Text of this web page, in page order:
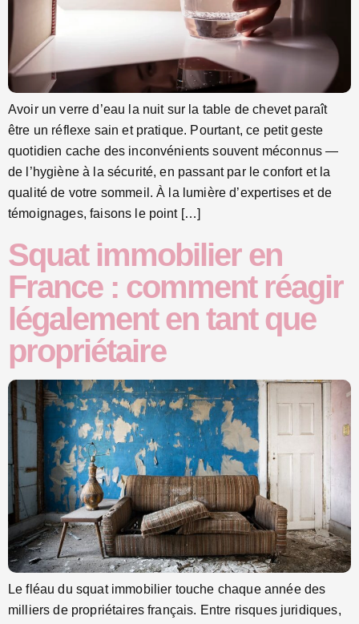
Avoir un verre d’eau la nuit sur la table de chevet paraît
être un réflexe sain et pratique. Pourtant, ce petit geste
quotidien cache des inconvénients souvent méconnus —
de l’hygiène à la sécurité, en passant par le confort et la
qualité de votre sommeil. À la lumière d’expertises et de
témoignages, faisons le point […]
Squat immobilier en
France : comment réagir
légalement en tant que
propriétaire
Le fléau du squat immobilier touche chaque année des
milliers de propriétaires français. Entre risques juridiques,